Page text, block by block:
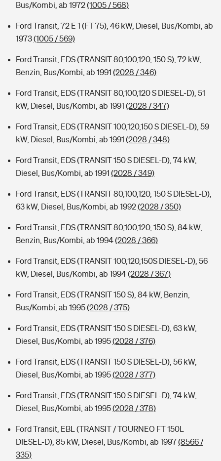
Bus/Kombi, ab 1972(1005 / 568)
Ford Transit, 72 E 1 (FT 75), 46 kW, Diesel, Bus/Kombi, ab
1973(1005 / 569)
Ford Transit, EDS (TRANSIT 80,100,120, 150 S), 72 kW,
Benzin, Bus/Kombi, ab 1991 (2028 / 346)
Ford Transit, EDS (TRANSIT 80,100,120 S DIESEL-D), 51
kW, Diesel, Bus/Kombi, ab 1991 (2028 / 347)
Ford Transit, EDS (TRANSIT 100,120,150 S DIESEL-D), 59
kW, Diesel, Bus/Kombi, ab 1991 (2028 / 348)
Ford Transit, EDS (TRANSIT 150 S DIESEL-D), 74 kW,
Diesel, Bus/Kombi, ab 1991 (2028 / 349)
Ford Transit, EDS (TRANSIT 80,100,120, 150 S DIESEL-D),
63 kW, Diesel, Bus/Kombi, ab 1992(2028 / 350)
Ford Transit, EDS (TRANSIT 80,100,120, 150 S), 84 kW,
Benzin, Bus/Kombi, ab 1994(2028 / 366)
Ford Transit, EDS (TRANSIT 100,120,150S DIESEL-D), 56
kW, Diesel, Bus/Kombi, ab 1994(2028 / 367)
Ford Transit, EDS (TRANSIT 150 S), 84 kW, Benzin,
Bus/Kombi, ab 1995(2028 / 375)
Ford Transit, EDS (TRANSIT 150 S DIESEL-D), 63 kW,
Diesel, Bus/Kombi, ab 1995(2028 / 376)
Ford Transit, EDS (TRANSIT 150 S DIESEL-D), 56 kW,
Diesel, Bus/Kombi, ab 1995(2028 / 377)
Ford Transit, EDS (TRANSIT 150 S DIESEL-D), 74 kW,
Diesel, Bus/Kombi, ab 1995(2028 / 378)
Ford Transit, EBL (TRANSIT / TOURNEO FT 150L
DIESEL-D), 85 kW, Diesel, Bus/Kombi, ab 1997(8566 /
335)